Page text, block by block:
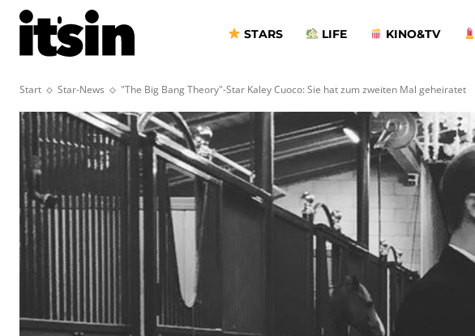
STARS LIFE KINO&TV
Start Star-News "The Big Bang Theory"-Star Kaley Cuoco: Sie hat zum zweiten Mal geheiratet